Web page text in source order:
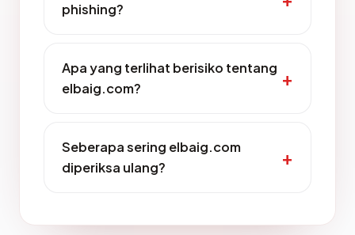
phishing?
Apa yang terlihat berisiko tentang
elbaig.com?
Seberapa sering elbaig.com
diperiksa ulang?